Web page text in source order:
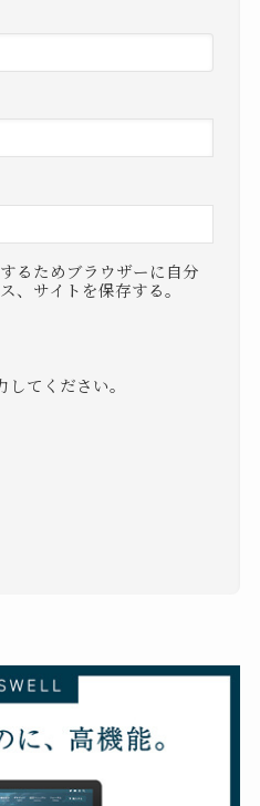
るためブラウザーに自分
、サイトを保存する。
てください。